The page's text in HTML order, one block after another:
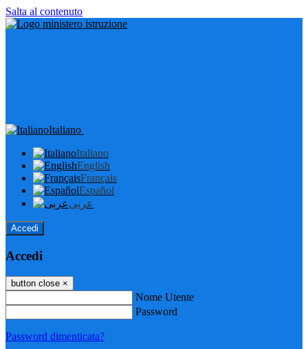
Salta al contenuto
Italiano
Italiano
English
Français
Español
عربى
Accedi
Accedi
button close ×
Nome Utente
Password
Password dimenticata?